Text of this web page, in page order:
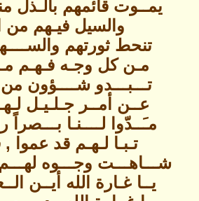
يمــوت قائمهم بالـذل
والسيل فيـهم من
تنحط ثورتهم
مـن كل وجـه فـهـم
تـــبـــدو شــــؤون
عــن أمــر جـلـيـل
مـَــدّوا لــــنـا بـــصراً
تـبـا لـهـم قد عموا
شـــاهـــت وجـــوه
يــا غـارة الله أيــن